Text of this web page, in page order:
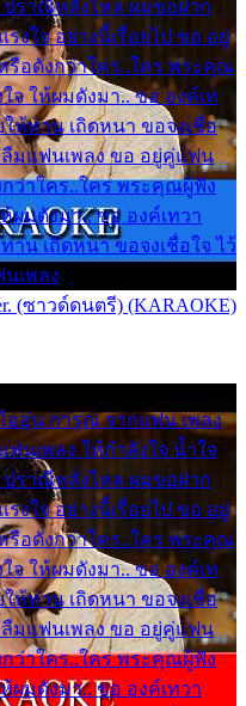
ราณีหลั่งไหล ผมขอฝาก
งใจ อย่างนี้เรื่อยไป ขอ อยู่
รือดังกว่าใคร..ใคร พระคุณ
จ ให้ผมดังมา.. ขอ องค์เท
ห้ท่าน เถิดหนา ขอจงเชื่อ
ลืมแฟนเพลง ขอ อยู่คู่แฟน
กว่าใคร..ใคร พระคุณผู้ฟัง
ผมดังมา.. ขอ องค์เทวา
น เถิดหนา ขอจงเชื่อใจ ไว้
เพลง
(ซาวด์ดนตรี) (KARAOKE)
อุ่น การุณ จากแฟน เพลง
ฟนเพลง ให้กำลังใจ น้ำใจ
ราณีหลั่งไหล ผมขอฝาก
งใจ อย่างนี้เรื่อยไป ขอ อยู่
รือดังกว่าใคร..ใคร พระคุณ
จ ให้ผมดังมา.. ขอ องค์เท
ห้ท่าน เถิดหนา ขอจงเชื่อ
ลืมแฟนเพลง ขอ อยู่คู่แฟน
กว่าใคร..ใคร พระคุณผู้ฟัง
ผมดังมา.. ขอ องค์เทวา